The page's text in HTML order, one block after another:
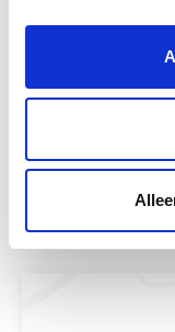
Met media
leerlingen
Meer lezen